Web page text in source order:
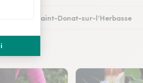
Fleuristes à Saint-Donat-sur-l’Herbasse